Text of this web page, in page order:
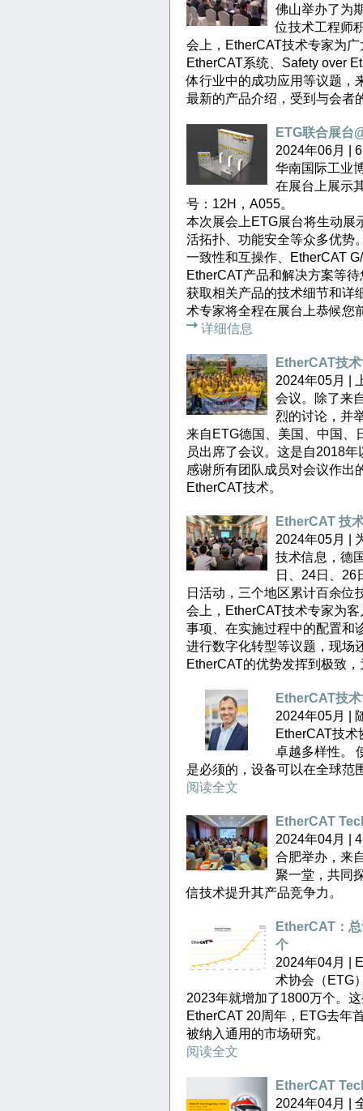
佛山举办了为
位技术工程师
会上，EtherCAT技术专家为
EtherCAT系统、Safety over
体行业中的成功应用等议题，
最新的产品介绍，受到与会者
ETG联合展台
2024年06月 |
华南国际工业
在展台上展示
号：12H，A055。
本次展会上ETG展台将生动展
活拓扑、功能安全等众多优势
一致性和互操作、EtherCAT
EtherCAT产品和解决方案等
获取相关产品的技术细节和详
术专家将全程在展台上恭候您
详细信息
EtherCAT技
2024年05月 |
会议。除了来
烈的讨论，并
来自ETG德国、美国、中国、
员出席了会议。这是自2018
感谢所有团队成员对会议作出
EtherCAT技术。
EtherCAT 技
2024年05月 |
技术信息，德
日、24日、26
日活动，三个地区累计百余位
会上，EtherCAT技术专家为
事项、在实施过程中的配置和
进行数字化转型等议题，现场
EtherCAT的优势发挥到极致
EtherCAT技
2024年05月 |
EtherCAT技
卓越多样性。
是必须的，设备可以在全球范
阅读全文
EtherCAT
2024年04月 |
合肥举办，来
聚一堂，共同
信技术提升其产品竞争力。
EtherCAT：
个
2024年04月 |
术协会（ETG
2023年就增加了1800万个。
EtherCAT 20周年，ETG去年
被纳入通用的市场研究。
阅读全文
EtherCAT
2024年04月 |